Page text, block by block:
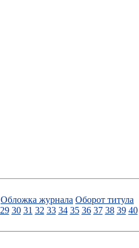
Обложка журнала Оборот титула
29 30 31 32 33 34 35 36 37 38 39 40